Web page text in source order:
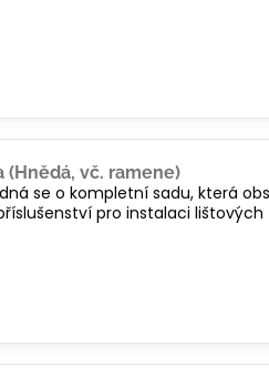
(Hnědá, vč. ramene)
se o kompletní sadu, která
pro instalaci